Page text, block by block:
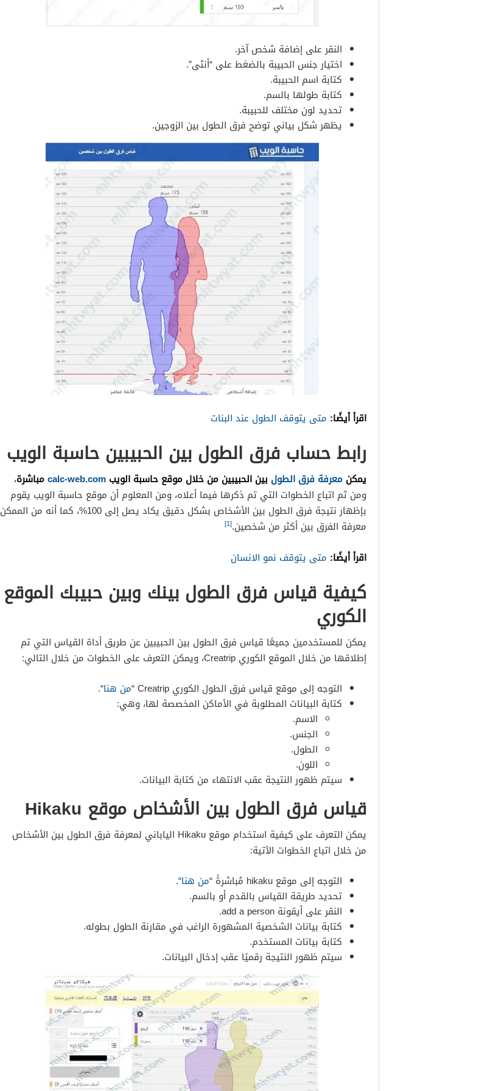
النقر على إضافة شخص آخر.
اختيار جنس الحبيبة بالضغط على “أنثى”.
كتابة اسم الحبيبة.
كتابة طولها بالسم.
تحديد لون مختلف للحبيبة.
يظهر شكل بياني توضح فرق الطول بين الزوجين.
اقرأ أيضًا: متى يتوقف الطول عند البنات
رابط حساب فرق الطول بين الحبيبين حاسبة الويب
يمكن معرفة فرق الطول بين الحبيبين من خلال موقع حاسبة الويب calc-web.comمباشرة،
ومن ثم اتباع الخطوات التي تم ذكرها فيما أعلاه، ومن المعلوم أن موقع حاسبة الويب يقوم
بإظهار نتيجة فرق الطول بين الأشخاص بشكل دقيق يكاد يصل إلى 100%، كما أنه من الممكن
معرفة الفرق بين أكثر من شخصين.[1]
اقرأ أيضًا: متى يتوقف نمو الانسان
كيفية قياس فرق الطول بينك وبين حبيبك الموقع
الكوري
يمكن للمستخدمين جميعًا قياس فرق الطول بين الحبيبين عن طريق أداة القياس التي تم
إطلاقها من خلال الموقع الكوري Creatrip، ويمكن التعرف على الخطوات من خلال التالي:
التوجه إلى موقع قياس فرق الطول الكوري Creatrip “
من هنا“.
كتابة البيانات المطلوبة في الأماكن المخصصة لها، وهي:
الاسم.
الجنس.
الطول.
اللون.
سيتم ظهور النتيجة عقب الانتهاء من كتابة البيانات.
قياس فرق الطول بين الأشخاص موقع Hikaku
يمكن التعرف على كيفية استخدام موقع Hikaku الياباني لمعرفة فرق الطول بين الأشخاص
من خلال اتباع الخطوات الآتية:
التوجه إلى موقع hikaku مُباشرةً “
من هنا“.
تحديد طريقة القياس بالقدم أو بالسم.
النقر على أيقونة add a person.
كتابة بيانات الشخصية المشهورة الراغب في مقارنة الطول بطوله.
كتابة بيانات المستخدم.
سيتم ظهور النتيجة رقميًا عقب إدخال البيانات.